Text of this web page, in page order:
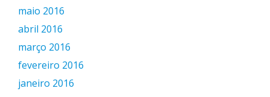
maio 2016
abril 2016
março 2016
fevereiro 2016
janeiro 2016